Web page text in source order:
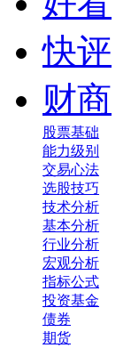
快评
财商
股票基础
能力级别
交易心法
选股技巧
技术分析
基本分析
行业分析
宏观分析
指标公式
投资基金
债券
期货